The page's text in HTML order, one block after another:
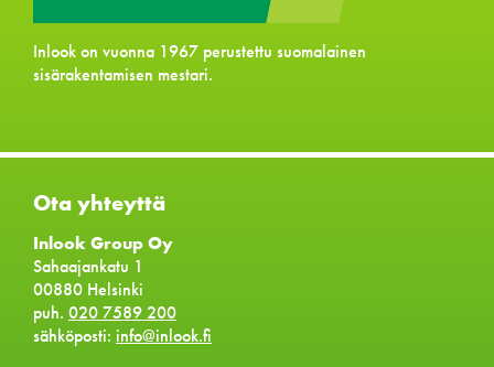
Inlook on vuonna 1967 perustettu suomalainen
sisärakentamisen mestari.
Ota yhteyttä
Inlook Group Oy
Sahaajankatu 1
00880 Helsinki
puh. 020 7589 200
sähköposti: info@inlook.fi